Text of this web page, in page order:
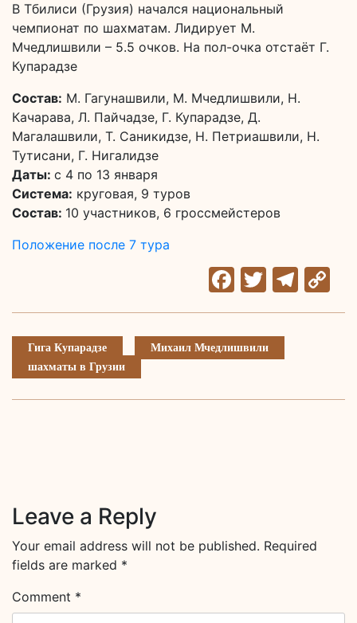
В Тбилиси (Грузия) начался национальный
чемпионат по шахматам. Лидирует М.
Мчедлишвили – 5.5 очков. На пол-очка отстаёт Г.
Купарадзе
Состав: М. Гагунашвили, М. Мчедлишвили, Н.
Качарава, Л. Пайчадзе, Г. Купарадзе, Д.
Магалашвили, Т. Саникидзе, Н. Петриашвили, Н.
Тутисани, Г. Нигалидзе
Даты: с 4 по 13 января
Система: круговая, 9 туров
Состав: 10 участников, 6 гроссмейстеров
Положение после 7 тура
Facebook
Twitter
Гига Купарадзе
Михаил Мчедлишвили
шахматы в Грузии
Leave a Reply
Your email address will not be published. Required
fields are marked *
Comment *